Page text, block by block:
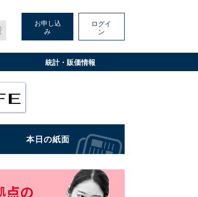
お申し込
み
ログイ
ン
統計・販価情報